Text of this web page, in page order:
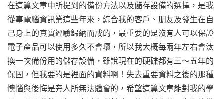
在這篇文章中所提到的備份方法以及儲存設備的選擇，是我
從事電腦資訊業這些年來，綜合我的客戶、朋友及發生在自
己身上的真實經驗歸納而成的，最重要的是沒有人可以保證
電子產品可以使用多久不會壞，所以我大概每兩年左右會汰
換一次備份用的儲存設備，雖說現在的硬碟都有三～五年的
保固，但我要的是裡面的資料啊！失去重要資料之後的那種
懊惱與後悔是旁人所無法體會的，希望這篇文章能對我的學